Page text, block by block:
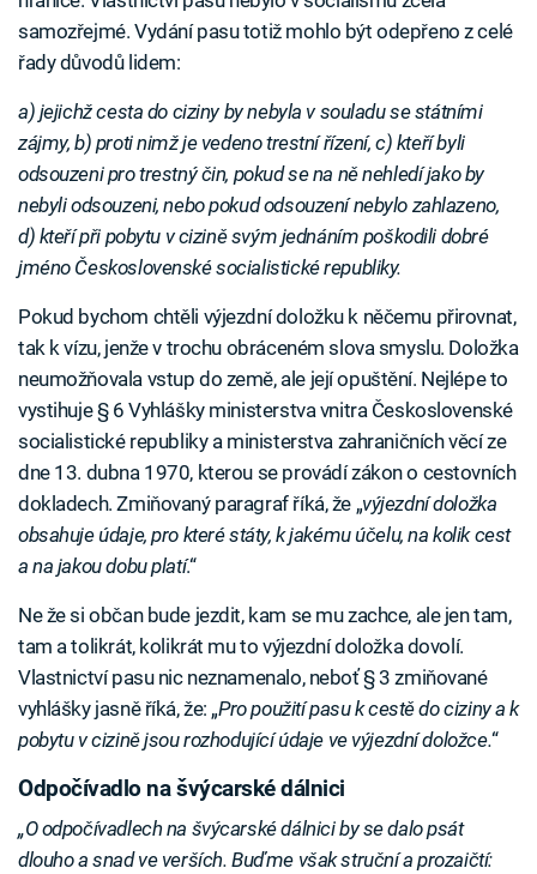
samozřejmé. Vydání pasu totiž mohlo být odepřeno z celé
řady důvodů lidem:
a) jejichž cesta do ciziny by nebyla v souladu se státními
zájmy, b) proti nimž je vedeno trestní řízení, c) kteří byli
odsouzeni pro trestný čin, pokud se na ně nehledí jako by
nebyli odsouzeni, nebo pokud odsouzení nebylo zahlazeno,
d) kteří při pobytu v cizině svým jednáním poškodili dobré
jméno Československé socialistické republiky.
Pokud bychom chtěli výjezdní doložku k něčemu přirovnat,
tak k vízu, jenže v trochu obráceném slova smyslu. Doložka
neumožňovala vstup do země, ale její opuštění. Nejlépe to
vystihuje § 6 Vyhlášky ministerstva vnitra Československé
socialistické republiky a ministerstva zahraničních věcí ze
dne 13. dubna 1970, kterou se provádí zákon o cestovních
dokladech. Zmiňovaný paragraf říká, že „výjezdní doložka
obsahuje údaje, pro které státy, k jakému účelu, na kolik cest
a na jakou dobu platí.“
Ne že si občan bude jezdit, kam se mu zachce, ale jen tam,
tam a tolikrát, kolikrát mu to výjezdní doložka dovolí.
Vlastnictví pasu nic neznamenalo, neboť § 3 zmiňované
vyhlášky jasně říká, že: „Pro použití pasu k cestě do ciziny a k
pobytu v cizině jsou rozhodující údaje ve výjezdní doložce.“
Odpočívadlo na švýcarské dálnici
„O odpočívadlech na švýcarské dálnici by se dalo psát
dlouho a snad ve verších. Buďme však struční a prozaičtí: